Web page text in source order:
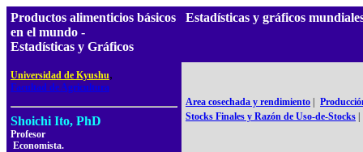
Productos alimenticios básicos
en el mundo -
Estadísticas y Gráficos
Universidad de Kyushu,
Facultad de Agricultura
Shoichi Ito, PhD
Profesor
Economista.
Estadísticas y gráficos
Area cosechada y rendimiento
Stocks Finales y Razón de Uso-de-Stocks